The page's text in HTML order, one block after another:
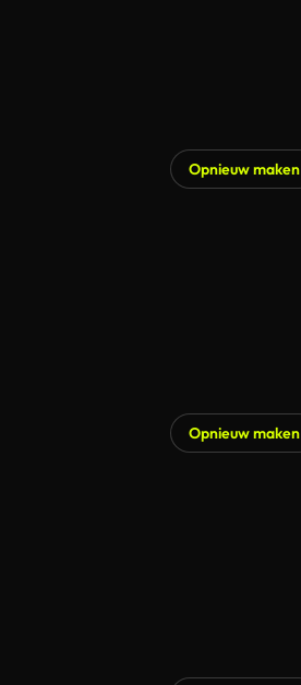
Opnieuw maken
Opnieuw maken